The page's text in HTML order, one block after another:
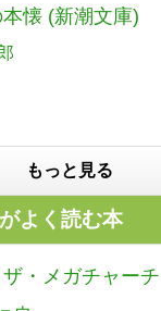
懐 (新潮文庫)
もっと見る
よく読む本
・メガチャーチ